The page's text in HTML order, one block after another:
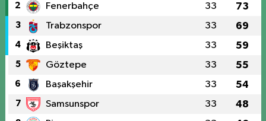
2 Fenerbahçe 33 73
3 Trabzonspor 33 69
4 Beşiktaş 33 59
5 Göztepe 33 55
6 Başakşehir 33 54
7 Samsunspor 33 48